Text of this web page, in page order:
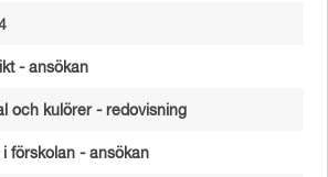
- ansökan
och kulörer - redovisning
förskolan - ansökan